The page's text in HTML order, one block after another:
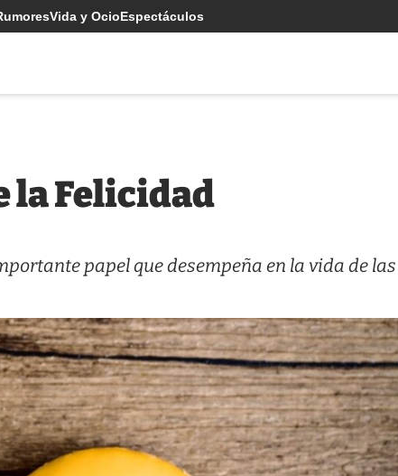
Vida y OcioEspectáculos
la Felicidad
papel que desempeña en la vida de las